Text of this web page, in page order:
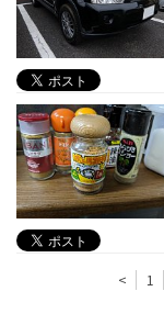
< 1